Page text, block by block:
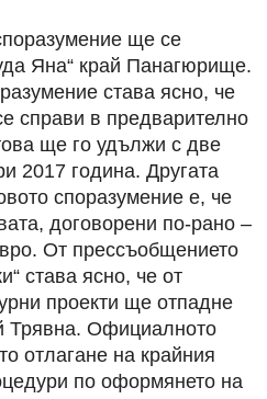
ще се
Яна“ край Панагюрище.
става ясно, че
справи в предварително
ще го удължи с две
2017 година. Другата
споразумение е, че
договорени по-рано –
От прессъобщението
става ясно, че от
проекти ще отпадне
Трявна. Официалното
отлагане на крайния
по оформянето на